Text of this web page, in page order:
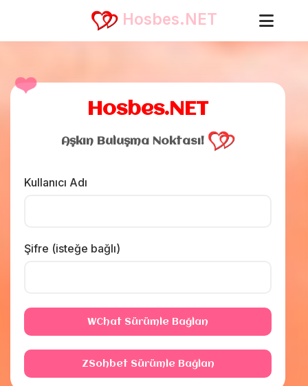
Hosbes.NET
❤️
Hosbes.NET
Aşkın Buluşma Noktası!
Kullanıcı Adı
Şifre (isteğe bağlı)
WChat Sürümle Bağlan
ZSohbet Sürümle Bağlan